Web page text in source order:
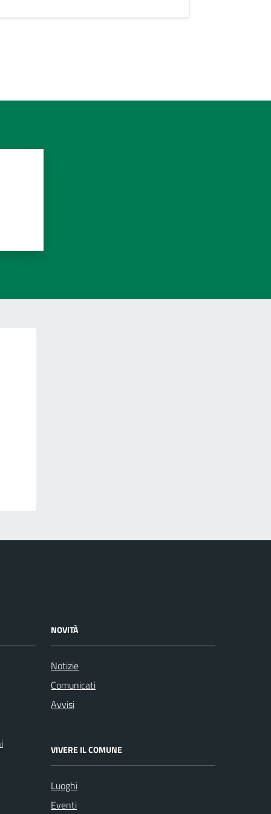
NOVITÀ
Notizie
Comunicati
Avvisi
VIVERE IL COMUNE
Luoghi
Eventi